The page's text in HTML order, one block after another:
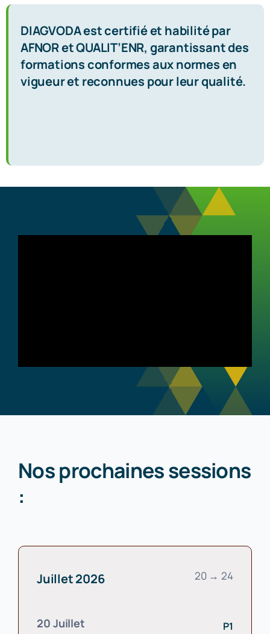
DIAGVODA est certifié et habilité par
AFNOR et QUALIT’ENR, garantissant des
formations conformes aux normes en
vigueur et reconnues pour leur qualité.
Nos prochaines sessions
:
Juillet 2026 20 → 24
20 Juillet P1